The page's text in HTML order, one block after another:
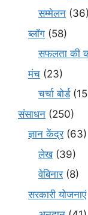
सम्मेलन (36)
ब्लॉग (58)
सफलता की
मंच (23)
चर्चा बोर्ड
संसाधन (250)
ज्ञान केंद्र(63)
लेख(39)
वेबिनार(8)
सरकारी योजनाएं